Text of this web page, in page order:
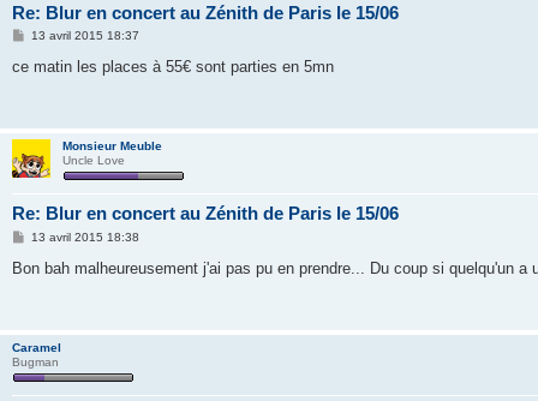
Re: Blur en concert au Zénith de Paris le 15/06
M
s
13 avril 2015 18:37
ce matin les places à 55€ sont parties en 5mn
Monsieur Meuble
Uncle Love
Re: Blur en concert au Zénith de Paris le 15/06
M
s
13 avril 2015 18:38
Bon bah malheureusement j'ai pas pu en prendre... Du coup si quelqu'un
Caramel
Bugman